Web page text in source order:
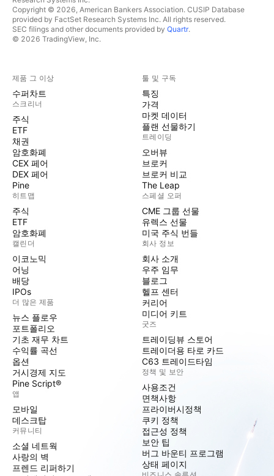
Copyright © 2026, American Bankers Association. CUSIP Database
provided by FactSet Research Systems Inc. All rights reserved.
SEC filings and other documents provided by Quartr.
© 2026 TradingView, Inc.
제품 그 이상
수퍼차트
스크리너
주식
ETF
채권
암호화폐
CEX 페어
DEX 페어
Pine
히트맵
주식
ETF
암호화폐
캘린더
이코노믹
어닝
배당
IPOs
더 많은 제품
뉴스 플로우
포트폴리오
기초 재무 차트
수익률 곡선
옵션
거시경제 지도
Pine Script®
앱
모바일
데스크탑
커뮤니티
소셜 네트웍
사랑의 벽
프렌드 리퍼하기
툴 및 구독
특징
가격
마켓 데이터
플랜 선물하기
트레이딩
오버뷰
브로커
브로커 비교
The Leap
스페셜 오퍼
CME 그룹 선물
유렉스 선물
미국 주식 번들
회사 정보
회사 소개
우주 임무
블로그
헬프 센터
커리어
미디어 키트
굿즈
트레이딩뷰 스토어
트레이더용 타로 카드
C63 트레이드타임
정책 및 보안
사용조건
면책사항
프라이버시정책
쿠키 정책
접근성 정책
보안 팁
버그 바운티 프로그램
상태 페이지